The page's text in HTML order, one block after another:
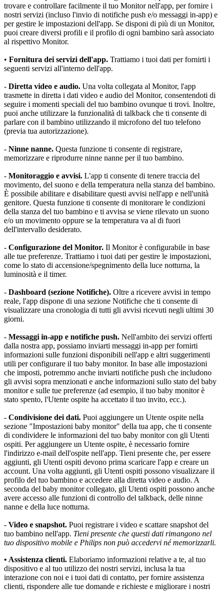
trovare e controllare facilmente il tuo Monitor nell'app, per fornire i
nostri servizi (incluso l'invio di notifiche push e/o messaggi in-app) e
per gestire le impostazioni dell'app. Se disponi di più di un Monitor,
puoi creare diversi profili e il profilo di ogni bambino sarà associato
al rispettivo Monitor.
• Fornitura dei servizi dell'app. Trattiamo i tuoi dati per fornirti i
seguenti servizi all'interno dell'app.
- Diretta video e audio. Una volta collegata al Monitor, l'app
trasmette in diretta i dati video e audio del Monitor, consentendoti di
seguire i momenti speciali del tuo bambino ovunque ti trovi. Inoltre,
puoi anche utilizzare la funzionalità di talkback che ti consente di
parlare con il bambino utilizzando il microfono del tuo telefono
(previa tua autorizzazione).
- Ninne nanne. Questa funzione ti consente di registrare,
memorizzare e riprodurre ninne nanne per il tuo bambino.
- Monitoraggio e avvisi. L'app ti consente di tenere traccia del
movimento, del suono e della temperatura nella stanza del bambino.
È possibile abilitare e disabilitare questi avvisi nell'app e nell'unità
genitore. Questa funzione ti consente di monitorare le condizioni
della stanza del tuo bambino e ti avvisa se viene rilevato un suono
e/o un movimento oppure se la temperatura va al di fuori
dell'intervallo desiderato.
- Configurazione del Monitor. Il Monitor è configurabile in base
alle tue preferenze. Trattiamo i tuoi dati per gestire le impostazioni,
come lo stato di accensione/spegnimento della luce notturna, la
luminosità e il timer.
- Dashboard (sezione Notifiche). Oltre a ricevere avvisi in tempo
reale, l'app dispone di una sezione Notifiche che ti consente di
visualizzare una cronologia di tutti gli avvisi ricevuti negli ultimi 30
giorni.
- Messaggi in-app e notifiche push. Nell'ambito dei servizi offerti
dalla nostra app, possiamo inviarti messaggi in-app per fornirti
informazioni sulle funzioni disponibili nell'app e altri suggerimenti
utili per configurare il tuo baby monitor. In base alle impostazioni
che imposti, potremmo anche inviarti notifiche push che includono
gli avvisi sopra menzionati e anche informazioni sullo stato del baby
monitor e sulle tue preferenze (ad esempio, il tuo baby monitor è
stato spento, l'Utente ospite ha accettato il tuo invito, ecc.).
- Condivisione dei dati. Puoi aggiungere un Utente ospite nella
sezione "Impostazioni baby monitor" della tua app, che ti consente
di condividere le informazioni del tuo baby monitor con gli Utenti
ospiti. Per aggiungere un Utente ospite, è necessario fornire
l'indirizzo e-mail dell'ospite nell'app. Tieni presente che, per essere
aggiunti, gli Utenti ospiti devono prima scaricare l'app e creare un
account. Una volta aggiunti, gli Utenti ospiti possono visualizzare il
profilo del tuo bambino e accedere alla diretta video e audio. A
seconda del baby monitor collegato, gli Utenti ospiti possono anche
avere accesso alle funzioni di controllo del talkback, delle ninne
nanne e della luce notturna.
- Video e snapshot. Puoi registrare i video e scattare snapshot del
tuo bambino nell'app. Tieni presente che questi dati rimangono nel
tuo dispositivo mobile e Philips non può accedervi né memorizzarli.
• Assistenza clienti. Elaboriamo informazioni relative a te, al tuo
dispositivo e al tuo utilizzo dei nostri servizi, inclusa la tua
interazione con noi e i tuoi dati di contatto, per fornire assistenza
clienti, rispondere alle tue domande e richieste e migliorare i nostri